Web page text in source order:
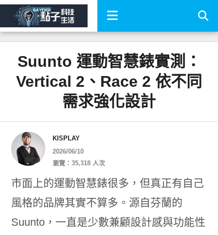
Suunto 運動智慧錶實測：
Vertical 2、Race 2 依不同
需求強化設計
KISPLAY
2026/06/10
瀏覽：35,318 人次
市面上的運動智慧錶很多，但真正有自己
風格的品牌其實不算多。源自芬蘭的
Suunto，一直是少數兼顧設計感與功能性